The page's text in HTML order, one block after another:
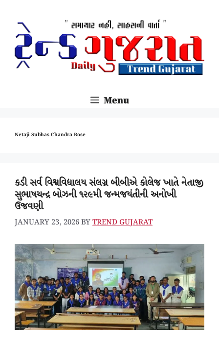
CONTENT
Menu
Netaji Subhas Chandra Bose
કડી સર્વ વિશ્વવિદ્યાલય સંલગ્ન બીબીએ કોલેજ ખાતે નેતાજી
સુભાષચન્દ્ર બોઝની ૧૨૯મી જન્મજયંતીની અનોખી
ઉજવણી
JANUARY 23, 2026BYTREND GUJARAT